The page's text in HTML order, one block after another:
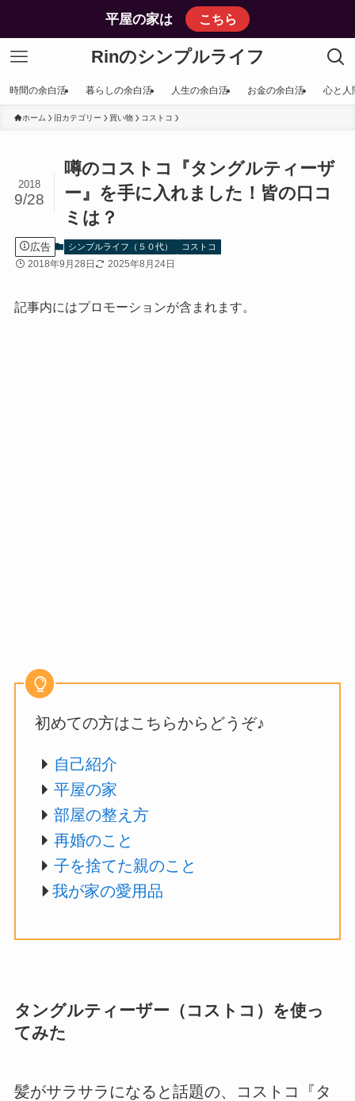
平屋の家は こちら
Rinのシンプルライフ
時間の余白活 暮らしの余白活 人生の余白活 お金の余白活 心と人
ホーム 旧カテゴリー 買い物 コストコ
噂のコストコ『タングルティーザ
ー』を手に入れました！皆の口コ
ミは？
2018
9/28
広告 シンプルライフ（５０代） コストコ
2018年9月28日 2025年8月24日
記事内にはプロモーションが含まれます。
初めての方はこちらからどうぞ♪
自己紹介
平屋の家
部屋の整え方
再婚のこと
子を捨てた親のこと
我が家の愛用品
タングルティーザー（コストコ）を使っ
てみた
髪がサラサラになると話題の、コストコ『タ